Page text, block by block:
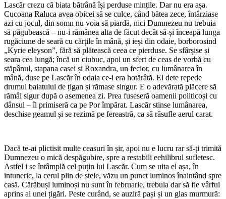
Lascăr crezu că biata bătrână își perduse mințile. Dar nu era așa.
Cucoana Raluca avea obicei să se culce, când bătea zece, întârziase
azi cu jocul, din somn nu voia să piardă, nici Dumnezeu nu trebuia
să păgubească – nu-i rămânea alta de făcut decât să-și înceapă lunga
rugăciune de seară cu cărțile în mână, și ieși din odaie, borborosind
„Kyrie eleyson”, fără să plătească ceea ce pierduse. Se sfârșise și
seara cea lungă; încă un ciubuc, apoi un sfert de ceas de vorbă cu
stăpânul, stapana casei și Roxandra, un fecior, cu lumânarea în
mână, duse pe Lascăr în odaia ce-i era hotărâtă. El dete repede
drumul baiatului de țigan și rămase singur. E o adevărată plăcere să
rămâi sigur după o asemenea zi. Prea fuseseră oamenii politicoși cu
dânsul – îl primiseră ca pe Por împărat. Lascăr stinse lumânarea,
deschise geamul și se rezimă pe fereastră, ca să răsufle aerul carat.
Dacă te-ai plictisit multe ceasuri în șir, apoi nu e lucru rar să-ți trimită
Dumnezeu o mică despăgubire, spre a restabili eehilibrul sufletesc.
Astfel i se întâmplă cel puțin lui Lascăr. Cum se uita el așa, în
intuneric, la cerul plin de stele, văzu un punct luminos înaintând spre
casă. Cărăbuși luminoși nu sunt în februarie, trebuia dar să fie vârful
aprins al unei țigări. Peste curând, se auziră pași și un glas murmură: